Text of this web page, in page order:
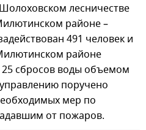
лесничестве
районе –
491 человек и
районе
сбросов воды объемом
поручено
мер по
от пожаров.